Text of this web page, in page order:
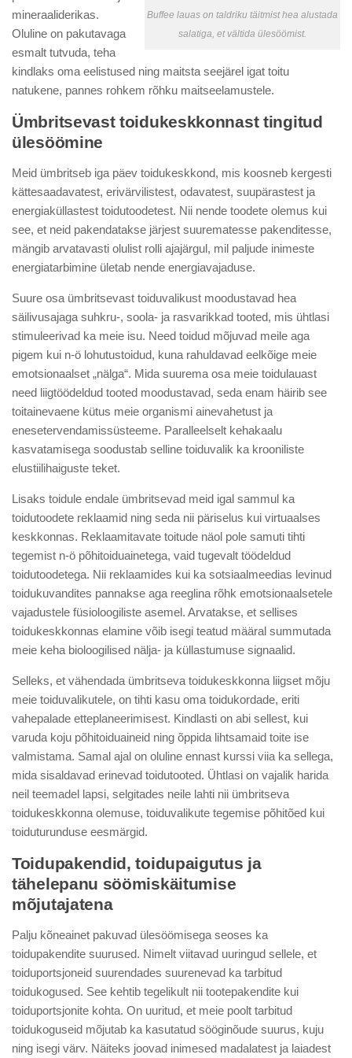
Buffee lauas on taldriku täitmist hea alustada
salatiga, et vältida ülesöömist.
mineraaliderikas.
Oluline on pakutavaga
esmalt tutvuda, teha
kindlaks oma eelistused ning maitsta seejärel igat toitu
natukene, pannes rohkem rõhku maitseelamustele.
Ümbritsevast toidukeskkonnast tingitud
ülesöömine
Meid ümbritseb iga päev toidukeskkond, mis koosneb kergesti
kättesaadavatest, erivärvilistest, odavatest, suupärastest ja
energiaküllastest toidutoodetest. Nii nende toodete olemus kui
see, et neid pakendatakse järjest suurematesse pakenditesse,
mängib arvatavasti olulist rolli ajajärgul, mil paljude inimeste
energiatarbimine ületab nende energiavajaduse.
Suure osa ümbritsevast toiduvalikust moodustavad hea
säilivusajaga suhkru-, soola- ja rasvarikkad tooted, mis ühtlasi
stimuleerivad ka meie isu. Need toidud mõjuvad meile aga
pigem kui n-ö lohutustoidud, kuna rahuldavad eelkõige meie
emotsionaalset „nälga“. Mida suurema osa meie toidulauast
need liigtöödeldud tooted moodustavad, seda enam häirib see
toitainevaene kütus meie organismi ainevahetust ja
enesetervendamissüsteeme. Paralleelselt kehakaalu
kasvatamisega soodustab selline toiduvalik ka krooniliste
elustiilihaiguste teket.
Lisaks toidule endale ümbritsevad meid igal sammul ka
toidutoodete reklaamid ning seda nii päriselus kui virtuaalses
keskkonnas. Reklaamitavate toitude näol pole samuti tihti
tegemist n-ö põhitoiduainetega, vaid tugevalt töödeldud
toidutoodetega. Nii reklaamides kui ka sotsiaalmeedias levinud
toidukuvandites pannakse aga reeglina rõhk emotsionaalsetele
vajadustele füsioloogiliste asemel. Arvatakse, et sellises
toidukeskkonnas elamine võib isegi teatud määral summutada
meie keha bioloogilised nälja- ja küllastumuse signaalid.
Selleks, et vähendada ümbritseva toidukeskkonna liigset mõju
meie toiduvalikutele, on tihti kasu oma toidukordade, eriti
vahepalade etteplaneerimisest. Kindlasti on abi sellest, kui
varuda koju põhitoiduaineid ning õppida lihtsamaid toite ise
valmistama. Samal ajal on oluline ennast kurssi viia ka sellega,
mida sisaldavad erinevad toidutooted. Ühtlasi on vajalik harida
neil teemadel lapsi, selgitades neile lahti nii ümbritseva
toidukeskkonna olemuse, toiduvalikute tegemise põhitõed kui
toiduturunduse eesmärgid.
Toidupakendid, toidupaigutus ja
tähelepanu söömiskäitumise
mõjutajatena
Palju kõneainet pakuvad ülesöömisega seoses ka
toidupakendite suurused. Nimelt viitavad uuringud sellele, et
toiduportsjoneid suurendades suurenevad ka tarbitud
toidukogused. See kehtib tegelikult nii tootepakendite kui
toiduportsjonite kohta. On uuritud, et meie poolt tarbitud
toidukoguseid mõjutab ka kasutatud sööginõude suurus, kuju
ning isegi värv. Näiteks joovad inimesed madalatest ja laiadest